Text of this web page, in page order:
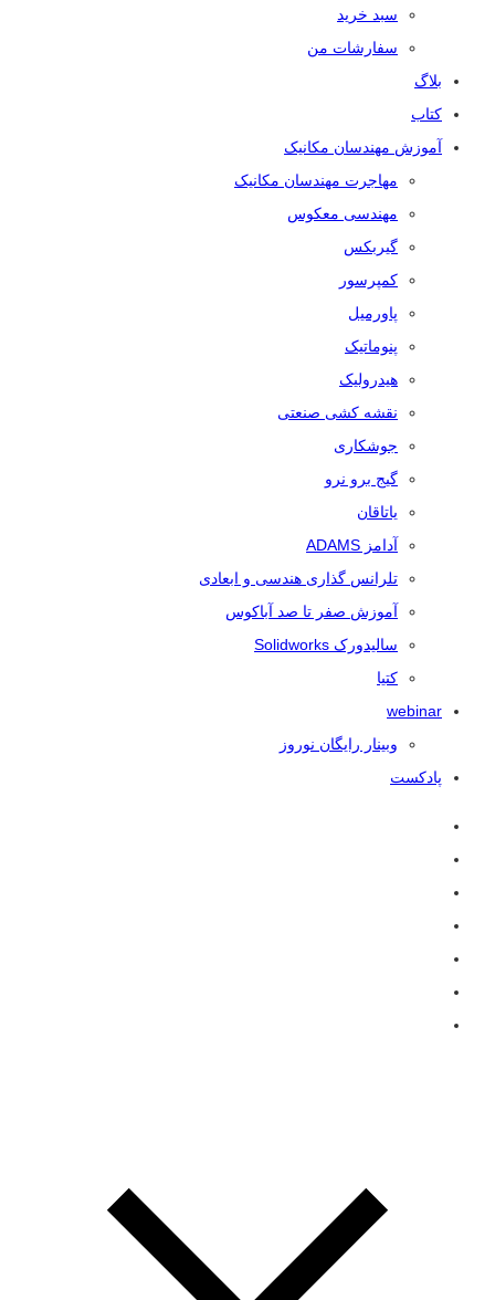
سبد خرید
سفارشات من
بلاگ
کتاب
آموزش مهندسان مکانیک
مهاجرت مهندسان مکانیک
مهندسی معکوس
گیربکس
کمپرسور
پاورمیل
پنوماتیک
هیدرولیک
نقشه کشی صنعتی
جوشکاری
گیج برو نرو
یاتاقان
آدامز ADAMS
تلرانس‌ گذاری هندسی و ابعادی
آموزش صفر تا صد آباکوس
سالیدورک Solidworks
کتیا
webinar
وبینار رایگان نوروز
پادکست